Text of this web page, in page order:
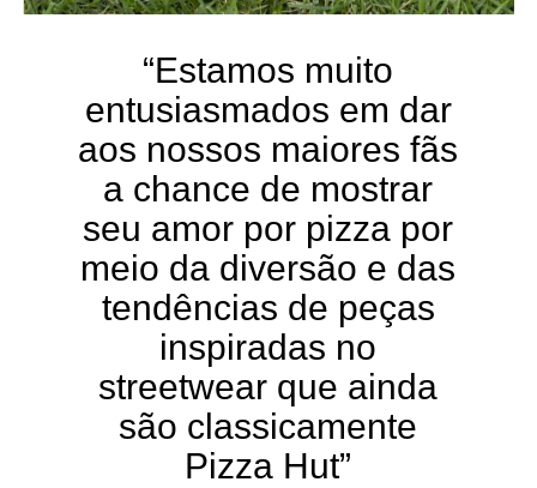
“Estamos muito
entusiasmados em dar
aos nossos maiores fãs
a chance de mostrar
seu amor por pizza por
meio da diversão e das
tendências de peças
inspiradas no
streetwear que ainda
são classicamente
Pizza Hut”